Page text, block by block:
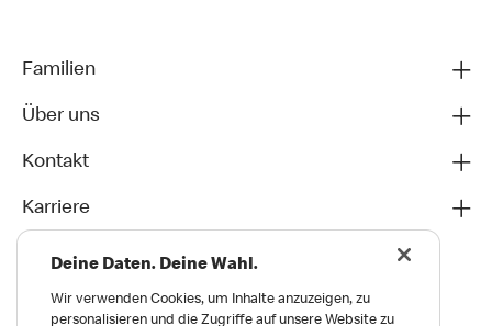
Familien
Über uns
Kontakt
Karriere
Deine Daten. Deine Wahl.
Wir verwenden Cookies, um Inhalte anzuzeigen, zu
personalisieren und die Zugriffe auf unsere Website zu